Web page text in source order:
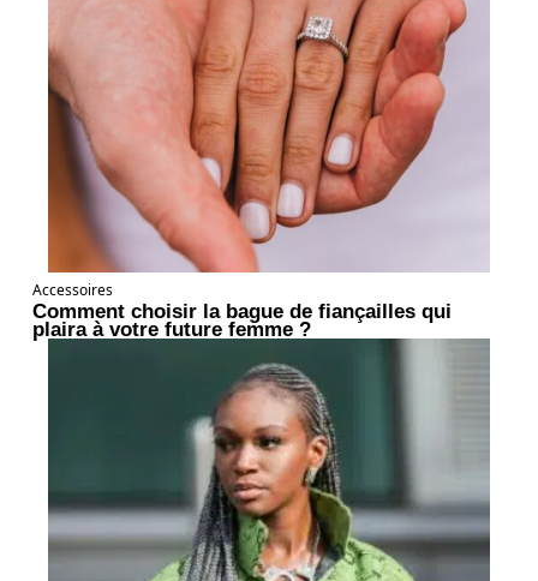
Accessoires
Comment choisir la bague de fiançailles qui
plaira à votre future femme ?